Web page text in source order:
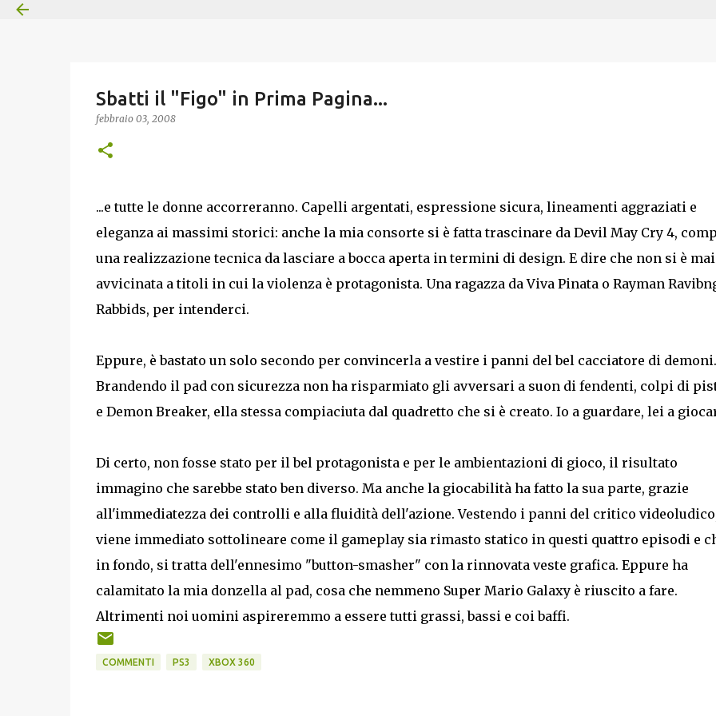
Sbatti il "Figo" in Prima Pagina...
febbraio 03, 2008
...e tutte le donne accorreranno. Capelli argentati, espressione sicura, lineamenti aggraziati e
eleganza ai massimi storici: anche la mia consorte si è fatta trascinare da Devil May Cry 4,
una realizzazione tecnica da lasciare a bocca aperta in termini di design. E dire che non si è mai
avvicinata a titoli in cui la violenza è protagonista. Una ragazza da Viva Pinata o Rayman
Rabbids, per intenderci.
Eppure, è bastato un solo secondo per convincerla a vestire i panni del bel cacciatore di demoni.
Brandendo il pad con sicurezza non ha risparmiato gli avversari a suon di fendenti, colpi di
e Demon Breaker, ella stessa compiaciuta dal quadretto che si è creato. Io a guardare, lei a
Di certo, non fosse stato per il bel protagonista e per le ambientazioni di gioco, il risultato
immagino che sarebbe stato ben diverso. Ma anche la giocabilità ha fatto la sua parte, grazie
all'immediatezza dei controlli e alla fluidità dell'azione. Vestendo i panni del critico
viene immediato sottolineare come il gameplay sia rimasto statico in questi quattro episodi e
in fondo, si tratta dell'ennesimo "button-smasher" con la rinnovata veste grafica. Eppure ha
calamitato la mia donzella al pad, cosa che nemmeno Super Mario Galaxy è riuscito a fare.
Altrimenti noi uomini aspireremmo a essere tutti grassi, bassi e coi baffi.
COMMENTI PS3 XBOX 360